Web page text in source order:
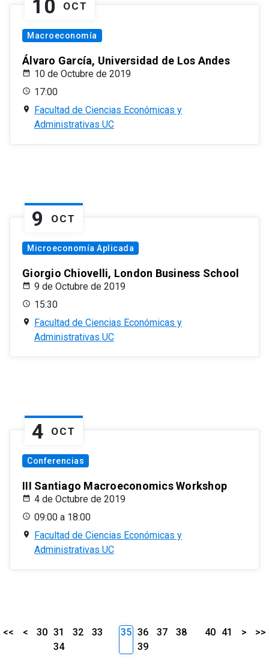
10 OCT
Macroeconomía
Álvaro García, Universidad de Los Andes
10 de Octubre de 2019
17:00
Facultad de Ciencias Económicas y
Administrativas UC
9 OCT
Microeconomía Aplicada
Giorgio Chiovelli, London Business School
9 de Octubre de 2019
15:30
Facultad de Ciencias Económicas y
Administrativas UC
4 OCT
Conferencias
III Santiago Macroeconomics Workshop
4 de Octubre de 2019
09:00 a 18:00
Facultad de Ciencias Económicas y
Administrativas UC
<< < 30 31 32
33
34
35 36 37
38
39
40 41 > >>